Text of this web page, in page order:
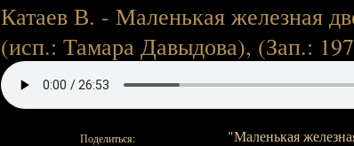
Катаев В. - Маленькая железная
(исп.: Тамара Давыдова), (Зап.:
Поделиться:
"Маленькая